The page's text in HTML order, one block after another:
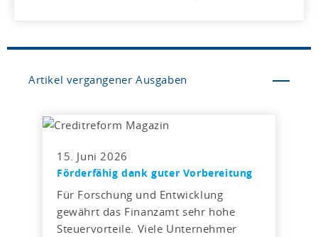
Artikel vergangener Ausgaben
15. Juni 2026
Förderfähig dank guter Vorbereitung
Für Forschung und Entwicklung
gewährt das Finanzamt sehr hohe
Steuervorteile. Viele Unternehmer